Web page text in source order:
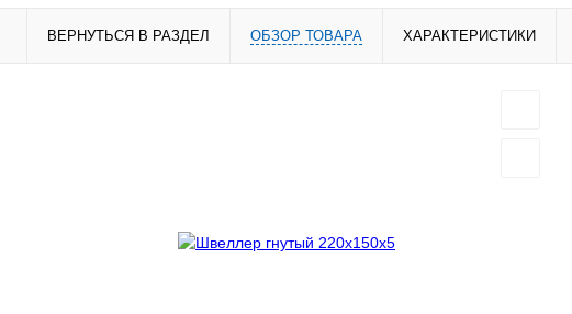
ВЕРНУТЬСЯ В РАЗДЕЛ ОБЗОР ТОВАРА ХАРАКТЕРИСТИКИ